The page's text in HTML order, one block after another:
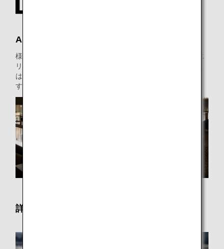
ANA SUITE LOUNGE
様々なお食事メニューとゆったりした座席（プライベートエ
リア、ワークエリアを含む）を備え、ANA SUITE LOUNGE
はご出発の前に完璧なおくつろぎの場所をご用意していま
す。
詳細